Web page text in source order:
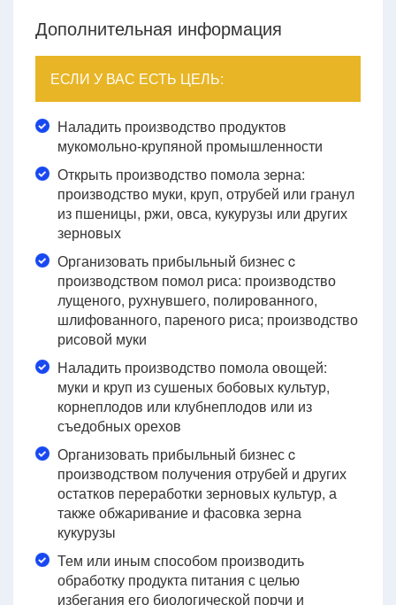
Дополнительная информация
ЕСЛИ У ВАС ЕСТЬ ЦЕЛЬ:
Наладить производство продуктов
мукомольно-крупяной промышленности
Открыть производство помола зерна:
производство муки, круп, отрубей или гранул
из пшеницы, ржи, овса, кукурузы или других
зерновых
Организовать прибыльный бизнес c
производством помол риса: производство
лущеного, рухнувшего, полированного,
шлифованного, пареного риса; производство
рисовой муки
Наладить производство помола овощей:
муки и круп из сушеных бобовых культур,
корнеплодов или клубнеплодов или из
съедобных орехов
Организовать прибыльный бизнес c
производством получения отрубей и других
остатков переработки зерновых культур, а
также обжаривание и фасовка зерна
кукурузы
Тем или иным способом производить
обработку продукта питания с целью
избегания его биологической порчи и